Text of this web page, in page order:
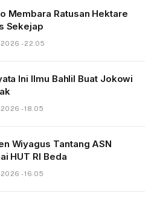
Membara Ratusan Hektare
Sekejap
- 22.05
Ini Ilmu Bahlil Buat Jokowi
- 18.05
Wiyagus Tantang ASN
HUT RI Beda
- 16.05